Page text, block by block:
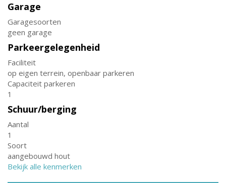
Garage
Garagesoorten
geen garage
Parkeergelegenheid
Faciliteit
op eigen terrein, openbaar parkeren
Capaciteit parkeren
1
Schuur/berging
Aantal
1
Soort
aangebouwd hout
Bekijk alle kenmerken